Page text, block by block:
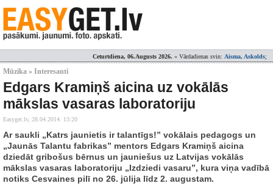
Ceturtdiena, 06.Augusts 2026. » Vārdadienas svin: Aisma, Askolds;
Mūzika » Interesanti
Edgars Kramiņš aicina uz vokālās
mākslas vasaras laboratoriju
Easyget.lv, 28.04.2014. 13:20
Ar saukli „Katrs jaunietis ir talantīgs!” vokālais pedagogs un
„Jaunās Talantu fabrikas” mentors Edgars Kramiņš aicina
dziedāt gribošus bērnus un jauniešus uz Latvijas vokālās
mākslas vasaras laboratoriju „Izdziedi vasaru”, kura viņa vadībā
notiks Cesvaines pilī no 26. jūlija līdz 2. augustam.